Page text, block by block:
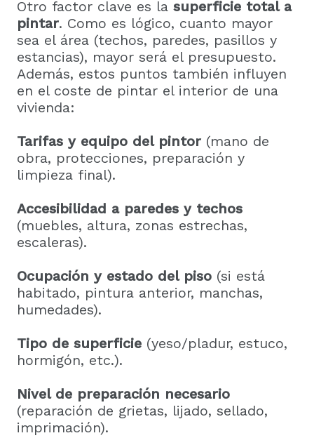
Otro factor clave es la superficie total a
pintar. Como es lógico, cuanto mayor
sea el área (techos, paredes, pasillos y
estancias), mayor será el presupuesto.
Además, estos puntos también influyen
en el coste de pintar el interior de una
vivienda:
Tarifas y equipo del pintor (mano de
obra, protecciones, preparación y
limpieza final).
Accesibilidad a paredes y techos
(muebles, altura, zonas estrechas,
escaleras).
Ocupación y estado del piso (si está
habitado, pintura anterior, manchas,
humedades).
Tipo de superficie (yeso/pladur, estuco,
hormigón, etc.).
Nivel de preparación necesario
(reparación de grietas, lijado, sellado,
imprimación).